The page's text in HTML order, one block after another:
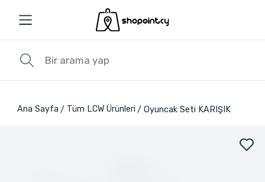
Ana Sayfa Tüm LCW Ürünleri Oyuncak Seti KARIŞIK